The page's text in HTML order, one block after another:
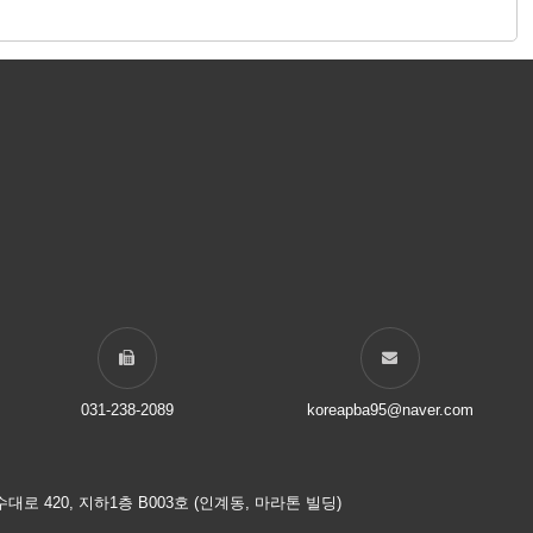
031-238-2089 koreapba95@naver.com
대로 420, 지하1층 B003호 (인계동, 마라톤 빌딩)